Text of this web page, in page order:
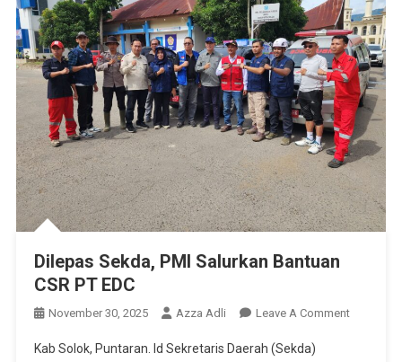
Dilepas Sekda, PMI Salurkan Bantuan
CSR PT EDC
November 30, 2025 Azza Adli Leave A CommentOn
Kab Solok, Puntaran. Id Sekretaris Daerah (Sekda)